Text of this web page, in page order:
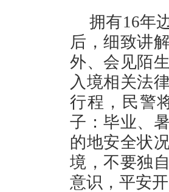
拥有16年
后，细致讲
外、会见陌
入境相关法
行程，民警
子：毕业、
的地安全状
境，不要独
意识，平安